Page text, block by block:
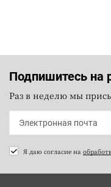
Подпишитесь на
Раз в неделю мы
Я даю согласие на